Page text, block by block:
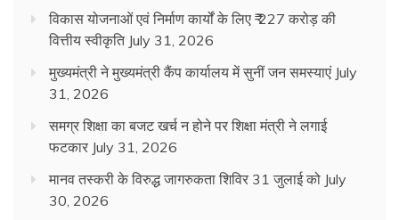
विकास योजनाओं एवं निर्माण कार्यों के लिए ₹ 227 करोड़ की
वित्तीय स्वीकृति July 31, 2026
मुख्यमंत्री ने मुख्यमंत्री कैंप कार्यालय में सुनीं जन समस्याएं July
31, 2026
समग्र शिक्षा का बजट खर्च न होने पर शिक्षा मंत्री ने लगाई
फटकार July 31, 2026
मानव तस्करी के विरुद्ध जागरुकता शिविर 31 जुलाई को July
30, 2026